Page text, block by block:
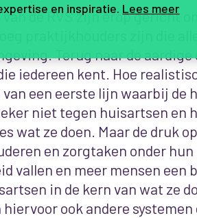
de RVS zijn erop gericht
praktijkhouders zijn die
Terug naar de
iedereen kent. Hoe
een eerste lijn waarbij de
niet tegen huisartsen en
wat ze doen. Maar de druk
en zorgtaken onder hun
vallen en meer mensen een
in de kern van wat ze
ook andere
en inspiratie. Lees meer